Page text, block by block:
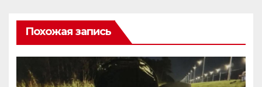
Похожая запись